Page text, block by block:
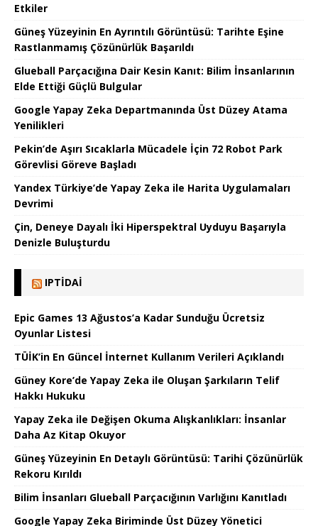
Etkiler
Güneş Yüzeyinin En Ayrıntılı Görüntüsü: Tarihte Eşine
Rastlanmamış Çözünürlük Başarıldı
Glueball Parçacığına Dair Kesin Kanıt: Bilim İnsanlarının
Elde Ettiği Güçlü Bulgular
Google Yapay Zeka Departmanında Üst Düzey Atama
Yenilikleri
Pekin’de Aşırı Sıcaklarla Mücadele İçin 72 Robot Park
Görevlisi Göreve Başladı
Yandex Türkiye’de Yapay Zeka ile Harita Uygulamaları
Devrimi
Çin, Deneye Dayalı İki Hiperspektral Uyduyu Başarıyla
Denizle Buluşturdu
IPTIDAI
Epic Games 13 Ağustos’a Kadar Sunduğu Ücretsiz
Oyunlar Listesi
TÜİK’in En Güncel İnternet Kullanım Verileri Açıklandı
Güney Kore’de Yapay Zeka ile Oluşan Şarkıların Telif
Hakkı Hukuku
Yapay Zeka ile Değişen Okuma Alışkanlıkları: İnsanlar
Daha Az Kitap Okuyor
Güneş Yüzeyinin En Detaylı Görüntüsü: Tarihi Çözünürlük
Rekoru Kırıldı
Bilim İnsanları Glueball Parçacığının Varlığını Kanıtladı
Google Yapay Zeka Biriminde Üst Düzey Yönetici